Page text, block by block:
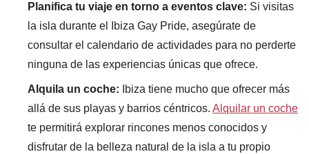
Planifica tu viaje en torno a eventos clave: Si visitas
la isla durante el Ibiza Gay Pride, asegúrate de
consultar el calendario de actividades para no perderte
ninguna de las experiencias únicas que ofrece.
Alquila un coche: Ibiza tiene mucho que ofrecer más
allá de sus playas y barrios céntricos. Alquilar un coche
te permitirá explorar rincones menos conocidos y
disfrutar de la belleza natural de la isla a tu propio